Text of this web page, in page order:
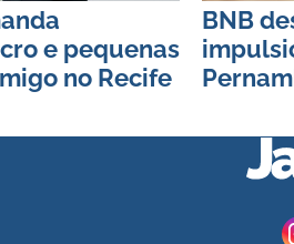
e pequenas
no Recife
BNB